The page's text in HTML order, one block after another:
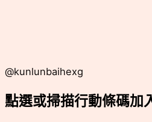
@kunlunbaihexg
點選或掃描行動條碼加